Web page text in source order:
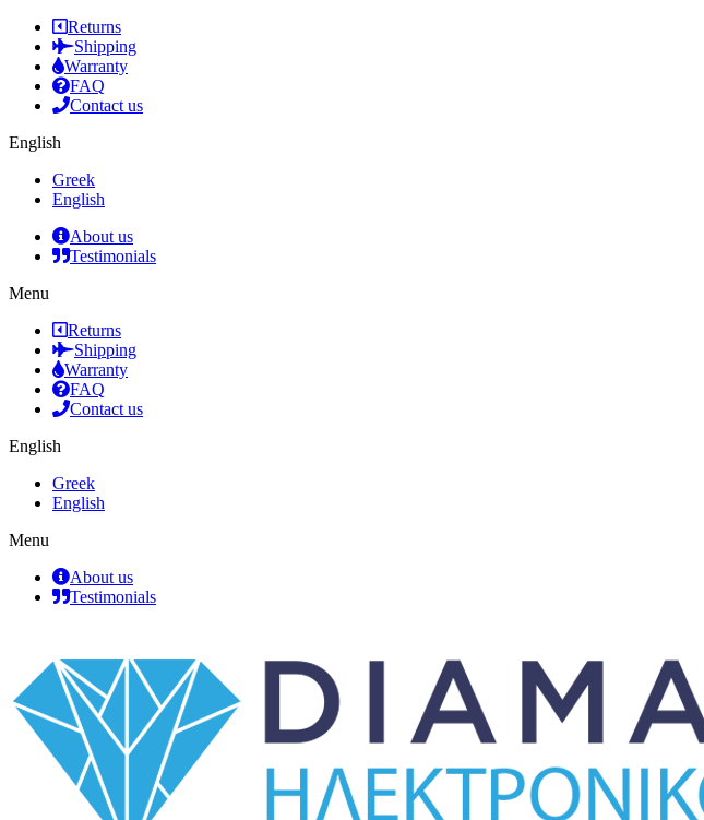
Returns
Shipping
Warranty
FAQ
Contact us
English
Greek
English
About us
Testimonials
Menu
Returns
Shipping
Warranty
FAQ
Contact us
English
Greek
English
Menu
About us
Testimonials